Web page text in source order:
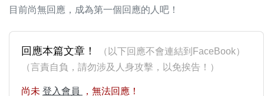
目前尚無回應，成為第一個回應的人吧！
回應本篇文章！
（以下回應不會連結到FaceBook）
（言責自負，請勿涉及人身攻擊，以免挨告！）
尚未 登入會員 ，無法回應！